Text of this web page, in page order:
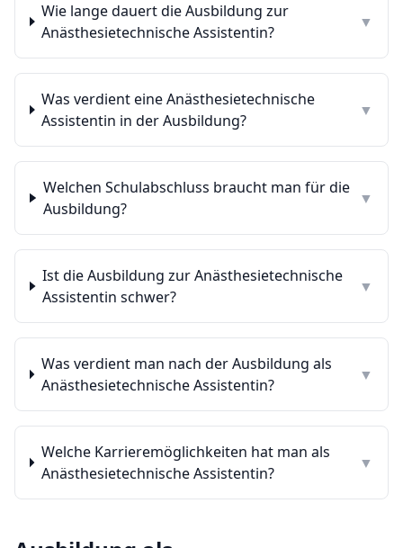
Wie lange dauert die Ausbildung zur
Anästhesietechnische Assistentin?
▼
Was verdient eine Anästhesietechnische
Assistentin in der Ausbildung?
▼
Welchen Schulabschluss braucht man für die
Ausbildung?
▼
Ist die Ausbildung zur Anästhesietechnische
Assistentin schwer?
▼
Was verdient man nach der Ausbildung als
Anästhesietechnische Assistentin?
▼
Welche Karrieremöglichkeiten hat man als
Anästhesietechnische Assistentin?
▼